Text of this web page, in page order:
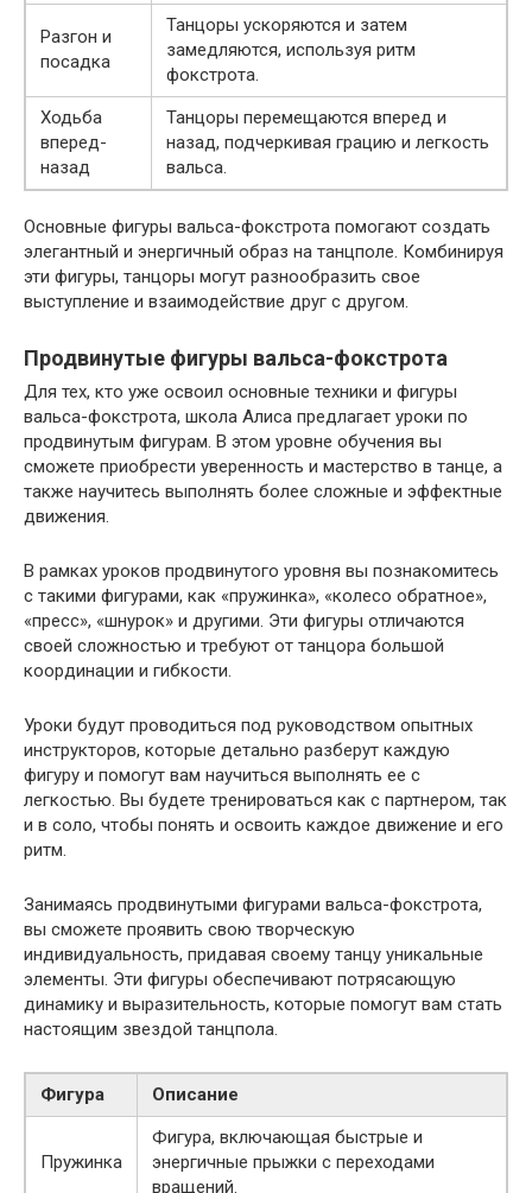
Разгон и
посадка
Танцоры ускоряются и затем
замедляются, используя ритм
фокстрота.
Ходьба
вперед-
назад
Танцоры перемещаются вперед и
назад, подчеркивая грацию и легкость
вальса.
Основные фигуры вальса-фокстрота помогают создать
элегантный и энергичный образ на танцполе. Комбинируя
эти фигуры, танцоры могут разнообразить свое
выступление и взаимодействие друг с другом.
Продвинутые фигуры вальса-фокстрота
Для тех, кто уже освоил основные техники и фигуры
вальса-фокстрота, школа Алиса предлагает уроки по
продвинутым фигурам. В этом уровне обучения вы
сможете приобрести уверенность и мастерство в танце, а
также научитесь выполнять более сложные и эффектные
движения.
В рамках уроков продвинутого уровня вы познакомитесь
с такими фигурами, как «пружинка», «колесо обратное»,
«пресс», «шнурок» и другими. Эти фигуры отличаются
своей сложностью и требуют от танцора большой
координации и гибкости.
Уроки будут проводиться под руководством опытных
инструкторов, которые детально разберут каждую
фигуру и помогут вам научиться выполнять ее с
легкостью. Вы будете тренироваться как с партнером, так
и в соло, чтобы понять и освоить каждое движение и его
ритм.
Занимаясь продвинутыми фигурами вальса-фокстрота,
вы сможете проявить свою творческую
индивидуальность, придавая своему танцу уникальные
элементы. Эти фигуры обеспечивают потрясающую
динамику и выразительность, которые помогут вам стать
настоящим звездой танцпола.
Фигура Описание
Пружинка
Фигура, включающая быстрые и
энергичные прыжки с переходами
вращений.